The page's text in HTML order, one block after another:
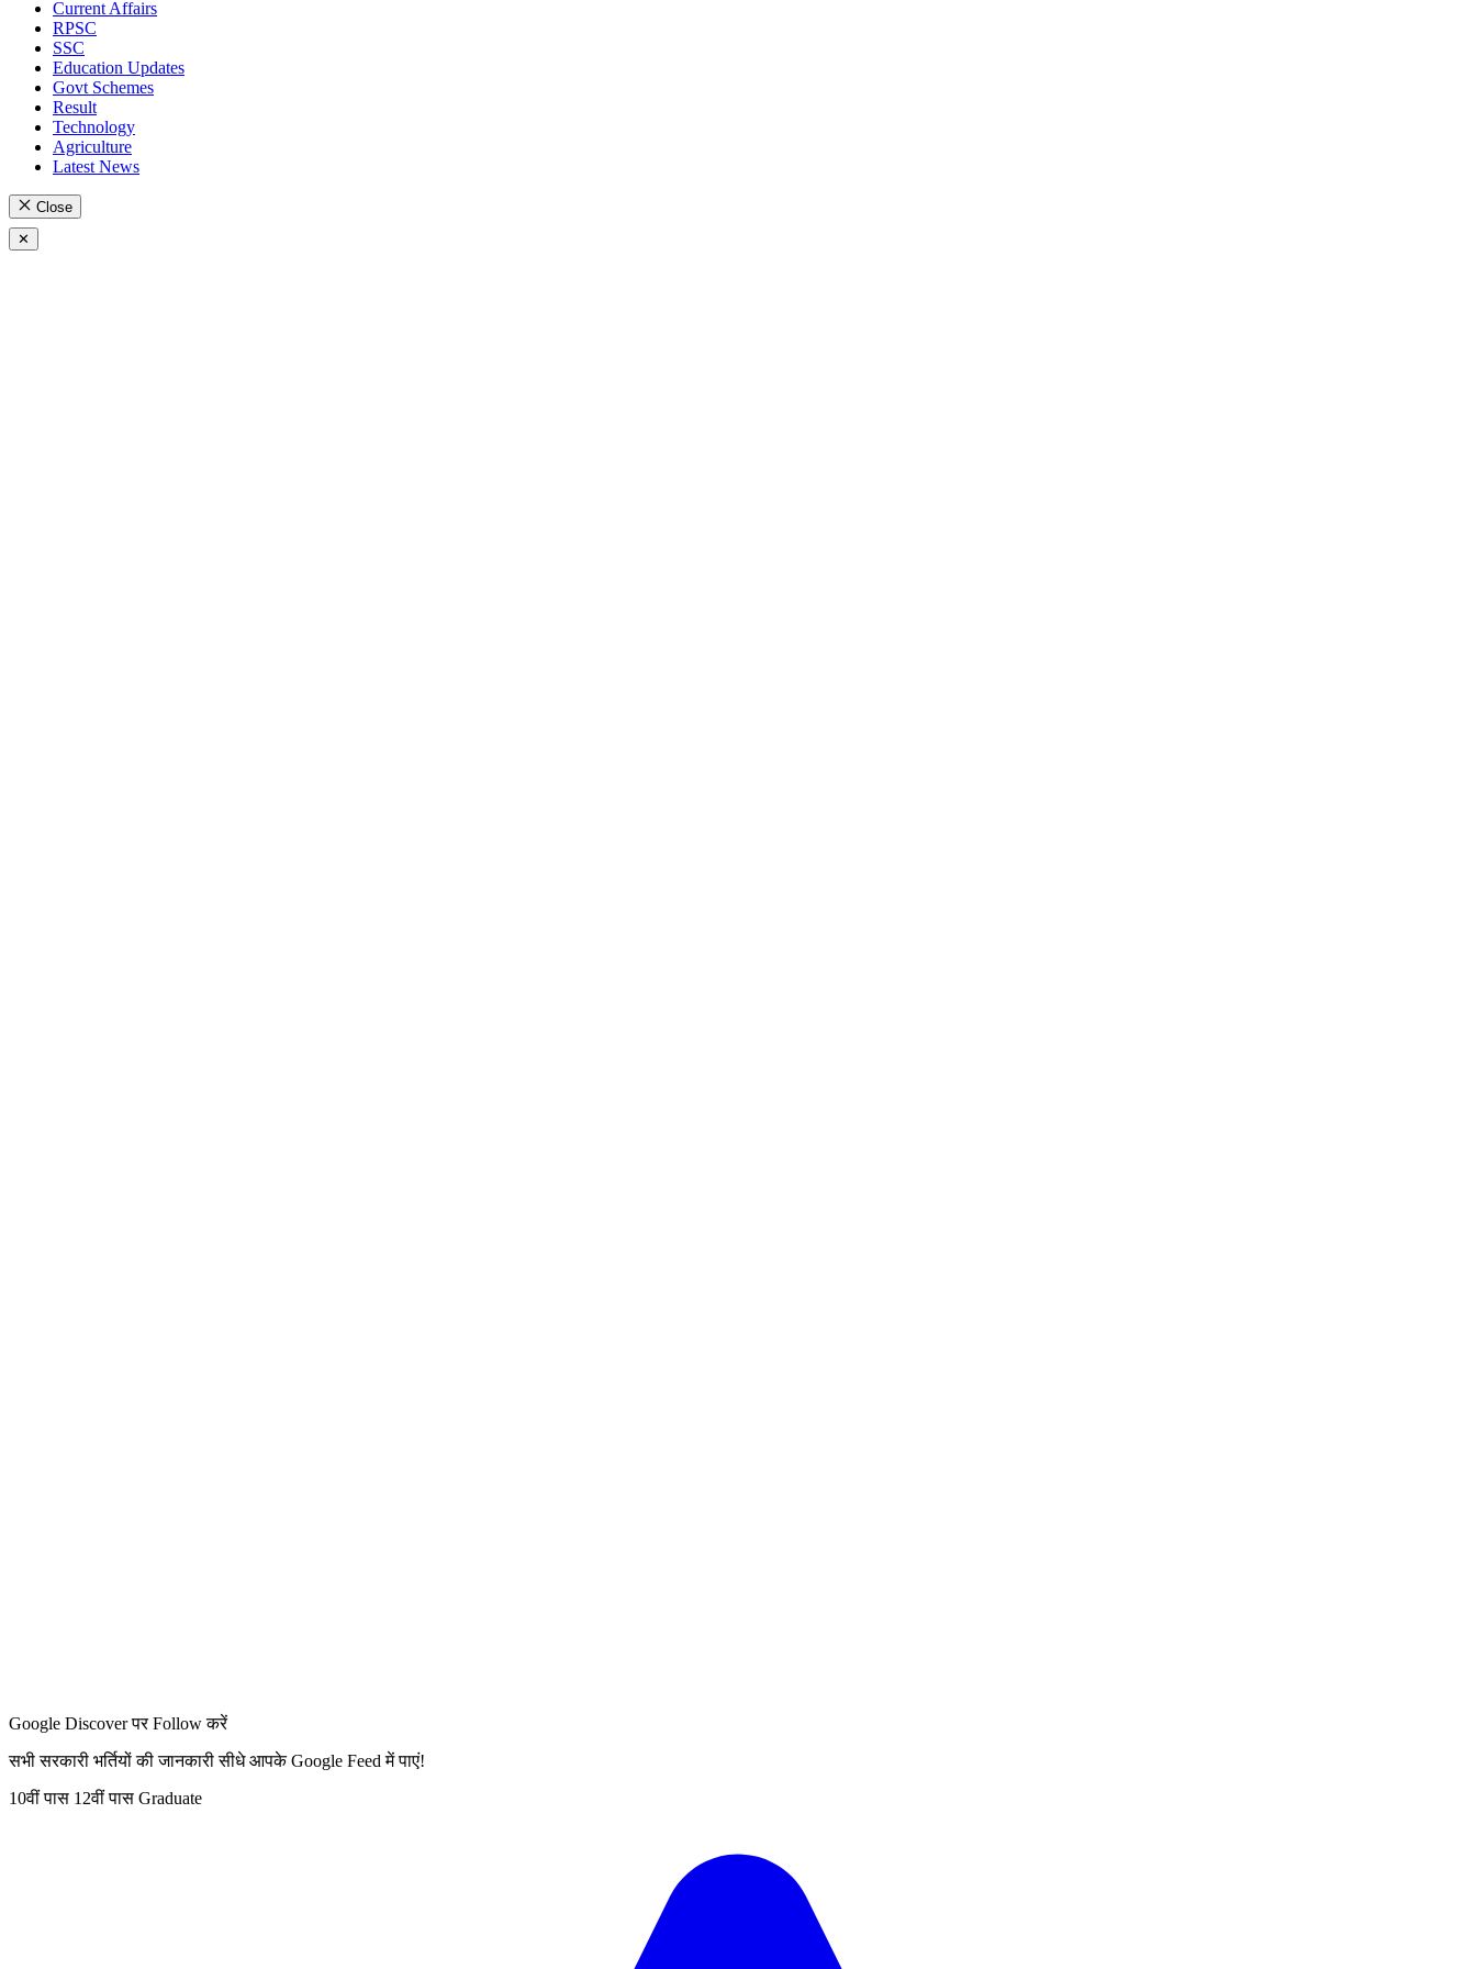
Current Affairs
RPSC
SSC
Education Updates
Govt Schemes
Result
Technology
Agriculture
Latest News
Close
✕
Google Discover पर Follow करें
सभी सरकारी भर्तियों की जानकारी सीधे आपके Google Feed में पाएं!
10वीं पास 12वीं पास Graduate